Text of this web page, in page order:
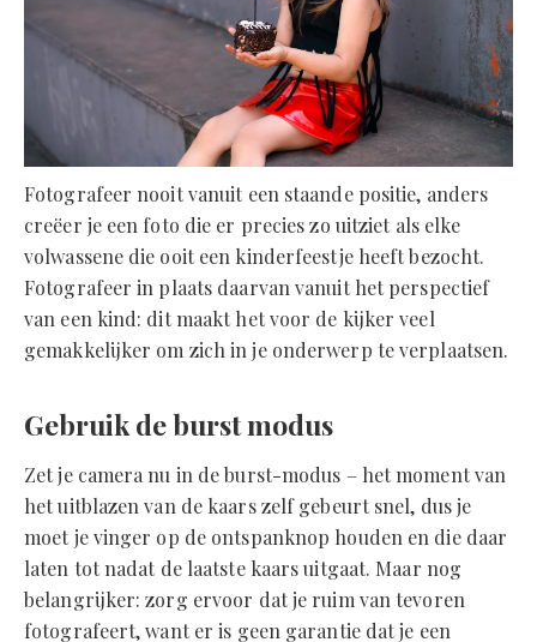
Fotografeer nooit vanuit een staande positie, anders
creëer je een foto die er precies zo uitziet als elke
volwassene die ooit een kinderfeestje heeft bezocht.
Fotografeer in plaats daarvan vanuit het perspectief
van een kind: dit maakt het voor de kijker veel
gemakkelijker om zich in je onderwerp te verplaatsen.
Gebruik de burst modus
Zet je camera nu in de burst-modus – het moment van
het uitblazen van de kaars zelf gebeurt snel, dus je
moet je vinger op de ontspanknop houden en die daar
laten tot nadat de laatste kaars uitgaat. Maar nog
belangrijker: zorg ervoor dat je ruim van tevoren
fotografeert, want er is geen garantie dat je een